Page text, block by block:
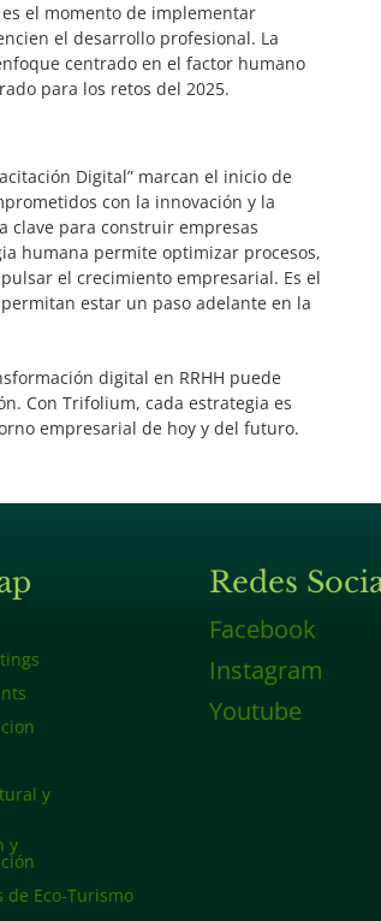
el momento de implementar
el desarrollo profesional. La
centrado en el factor humano
para los retos del 2025.
Digital” marcan el inicio de
con la innovación y la
clave para construir empresas
humana permite optimizar procesos,
el crecimiento empresarial. Es el
estar un paso adelante en la
digital en RRHH puede
Con Trifolium, cada estrategia es
empresarial de hoy y del futuro.
y
y
de Eco-Turismo
Redes
Facebook
Instagram
Youtube